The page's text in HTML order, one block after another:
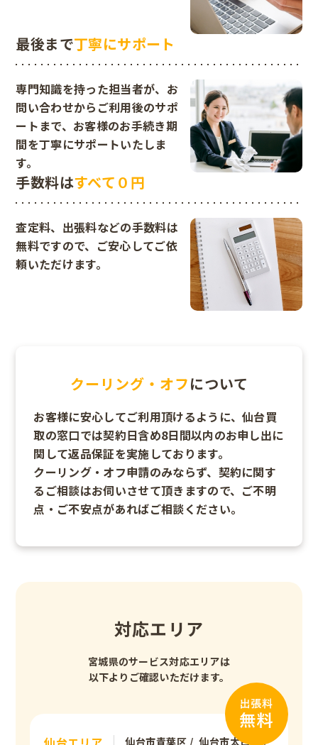
最後まで丁寧にサポート
専門知識を持った担当者が、お
問い合わせからご利用後のサポ
ートまで、お客様のお手続き期
間を丁寧にサポートいたしま
す。
手数料はすべて０円
査定料、出張料などの手数料は
無料ですので、ご安心してご依
頼いただけます。
クーリング・オフについて
お客様に安心してご利用頂けるように、仙台買
取の窓口では契約日含め8日間以内のお申し出に
関して返品保証を実施しております。
クーリング・オフ申請のみならず、契約に関す
るご相談はお伺いさせて頂きますので、ご不明
点・ご不安点があればご相談ください。
対応エリア
宮城県のサービス対応エリアは
以下よりご確認いただけます。
仙台市青葉区 仙台市太白区